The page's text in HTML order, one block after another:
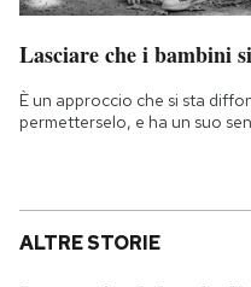
Lasciare che i bambini
È un approccio che si sta
permetterselo, e ha un suo
ALTRE STORIE